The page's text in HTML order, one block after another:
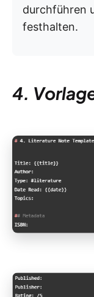
durchführen
festhalten.
4.